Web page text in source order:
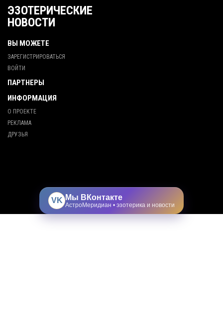
ЭЗОТЕРИЧЕСКИЕ
НОВОСТИ
ВЫ МОЖЕТЕ
ЗАРЕГИСТРИРОВАТЬСЯ
ВОЙТИ
ПАРТНЕРЫ
ИНФОРМАЦИЯ
О ПРОЕКТЕ
РЕКЛАМА
ДРУЗЬЯ
VK Мы ВКонтакте
АстроМеридиан • эзотерика и новости